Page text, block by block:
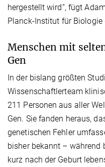
hergestellt wird“, fügt
Planck-Institut für Biologie
Menschen mit
Gen
In der bislang größten
Wissenschaftlerteam
211 Personen aus aller
Gen. Sie fanden heraus,
genetischen Fehler
bisher bekannt – während
kurz nach der Geburt